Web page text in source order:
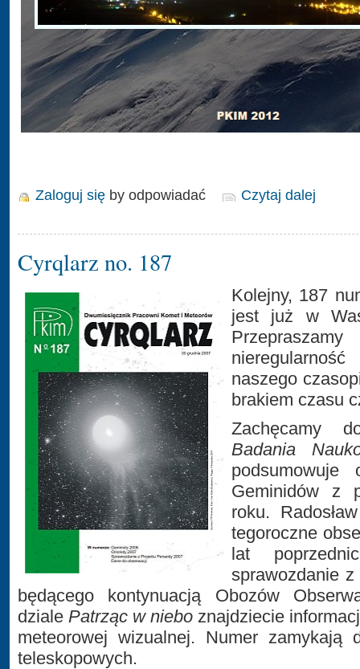
Zaloguj się by odpowiadać Czytaj dalej
Cyrqlarz no. 187
Kolejny, 187
jest już w
naszego
brakiem czasu
Zachęcamy
Badania
podsumowuje
Geminidów z
roku.
tegoroczne
lat
sprawozdanie
będącego kontynuacją Obozów
dziale Patrząc w niebo znajdziecie
meteorowej wizualnej. Numer zamykają
teleskopowych.